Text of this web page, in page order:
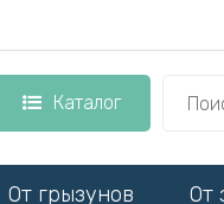
Каталог
От грызунов От